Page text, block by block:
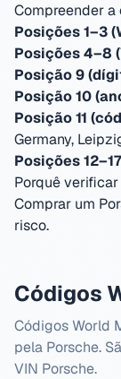
Compreender a
Posições 1–3
Posições 4–8
Posição 9
Posição 10
Posição 11
Germany,
Posições
Porquê
Comprar um
risco.
Códigos
Códigos World
pela Porsche.
VIN Porsche.